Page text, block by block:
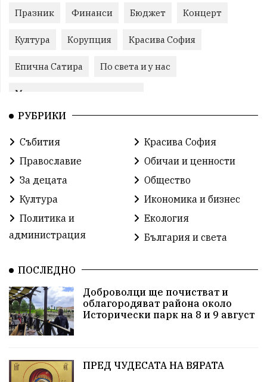
Празник Финанси Бюджет Концерт
Култура Корупция Красива София
Епична Сатира По света и у нас
Международни отношения
конституционен съд
българската общност Исторически парк
Доброволци Слатина
Икономика Красива България измама
Европа Актуално Туризъм Бизнес
абсурд Здравословно хранене
Коледа Чиста София
РУБРИКИ
Събития
Красива София
Православие
Обичаи и ценности
За децата
Общество
Култура
Икономика и бизнес
Политика и
администрация
Екология
България и света
ПОСЛЕДНО
Доброволци ще почистват и
облагородяват района около
Исторически парк на 8 и 9 август
ПРЕД ЧУДЕСАТА НА ВЯРАТА